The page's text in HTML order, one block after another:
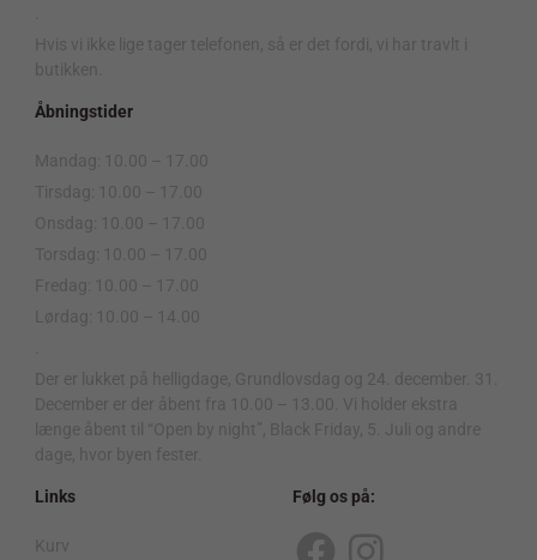
Hvis vi ikke lige tager telefonen, så er det fordi, vi har travlt i
butikken.
Åbningstider
Mandag: 10.00 – 17.00
Tirsdag: 10.00 – 17.00
Onsdag: 10.00 – 17.00
Torsdag: 10.00 – 17.00
Fredag: 10.00 – 17.00
Lørdag: 10.00 – 14.00
Der er lukket på helligdage, Grundlovsdag og 24. december. 31.
December er der åbent fra 10.00 – 13.00. Vi holder ekstra
længe åbent til “Open by night”, Black Friday, 5. Juli og andre
dage, hvor byen fester.
Links
Kurv
Følg os på: